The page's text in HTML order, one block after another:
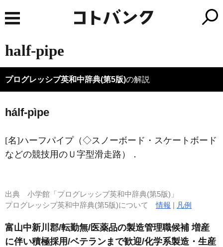
half-pipe
プログレッシブ英和中辞典(第5版)の解説
hálf-pìpe
[名]ハーフパイプ（◇スノーボード・スケートボード
などの競技用のＵ字型滑走路）
．
出典 小学館「プログレッシブ英和中辞典(第5版)」
プログレッシブ英和中辞典(第5版)について情報 | 凡例
富山中新川郡/転勤無/医薬品の製造管理職候補 増産
に伴い積極採用/ベテランまで歓迎/化学系製造・生産